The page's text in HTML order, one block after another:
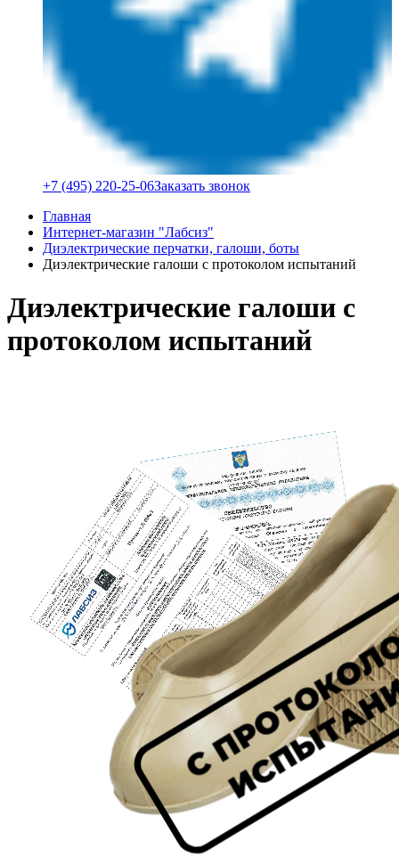
+7 (495) 220-25-06Заказать звонок
Главная
Интернет-магазин "Лабсиз"
Диэлектрические перчатки, галоши, боты
Диэлектрические галоши с протоколом испытаний
Диэлектрические галоши с
протоколом испытаний